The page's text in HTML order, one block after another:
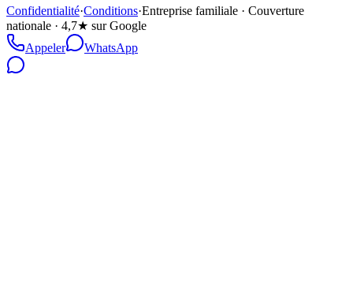
Confidentialité·Conditions·Entreprise familiale · Couverture
nationale · 4,7★ sur Google
Appeler
WhatsApp